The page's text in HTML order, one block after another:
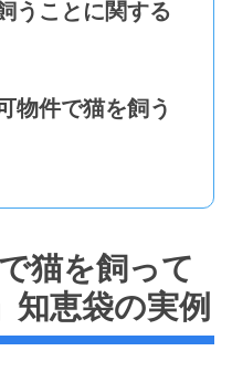
うことに関する
物件で猫を飼う
猫を飼って
知恵袋の実例